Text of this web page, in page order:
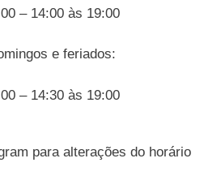
– 14:00 às 19:00
e feriados:
– 14:30 às 19:00
para alterações do horário